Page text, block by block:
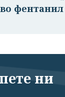
фентанил
ни